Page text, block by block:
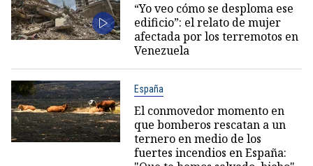
“Yo veo cómo se desploma ese
edificio”: el relato de mujer
afectada por los terremotos en
Venezuela
España
El conmovedor momento en
que bomberos rescatan a un
ternero en medio de los
fuertes incendios en España: